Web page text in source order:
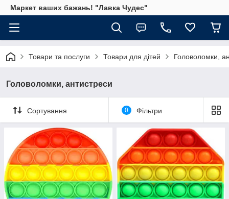
Маркет ваших бажань! "Лавка Чудес"
Товари та послуги Товари для дітей Головоломки,
Головоломки, антистреси
Сортування 0 Фільтри